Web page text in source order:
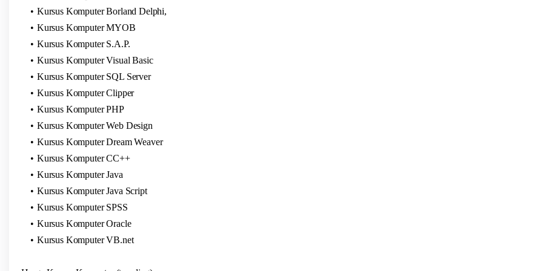
Kursus Komputer Borland Delphi,
Kursus Komputer MYOB
Kursus Komputer S.A.P.
Kursus Komputer Visual Basic
Kursus Komputer SQL Server
Kursus Komputer Clipper
Kursus Komputer PHP
Kursus Komputer Web Design
Kursus Komputer Dream Weaver
Kursus Komputer CC++
Kursus Komputer Java
Kursus Komputer Java Script
Kursus Komputer SPSS
Kursus Komputer Oracle
Kursus Komputer VB.net